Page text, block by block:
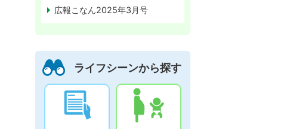
広報こなん2025年3月号
ライフシーンから探す